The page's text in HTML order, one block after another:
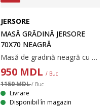
JERSORE
MASĂ GRĂDINĂ JERSORE
70X70 NEAGRĂ
Masă de gradină neagră cu blat din lemn artificial. Cadru și picioare din aluminiu vopsit cu pulbere. Lemnul artificial are aspectul și textura lemnului natural fără a necesita întreținere. Aluminiul este un material ușor și robust, care nu ruginește. 70x70x74 cm
950 MDL / Buc
1150 MDL/ Buc
Livrare
Disponibil în magazin